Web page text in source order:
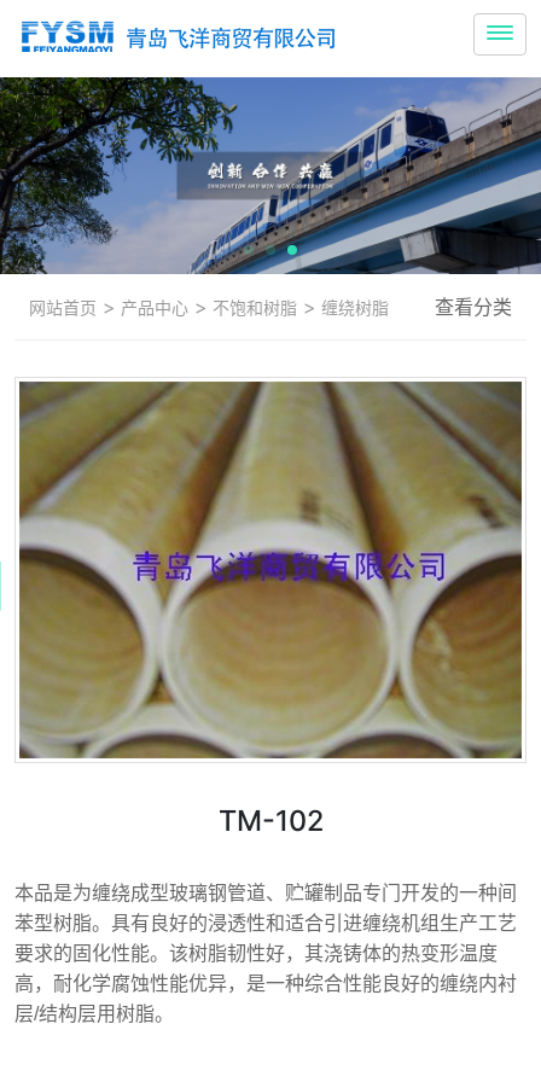
网站首页 > 产品中心 > 不饱和树脂 > 缠绕树脂 查看分类
TM-102
本品是为缠绕成型玻璃钢管道、贮罐制品专门开发的一种间
苯型树脂。具有良好的浸透性和适合引进缠绕机组生产工艺
要求的固化性能。该树脂韧性好，其浇铸体的热变形温度
高，耐化学腐蚀性能优异，是一种综合性能良好的缠绕内衬
层/结构层用树脂。